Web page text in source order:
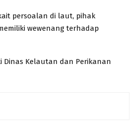
persoalan di laut, pihak
wewenang terhadap
Dinas Kelautan dan Perikanan